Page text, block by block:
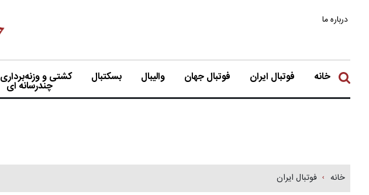
درباره ما
خانه فوتبال ایران فوتبال جهان والیبال بسکتبال کشتی و وزنه‌برداری
چندرسانه ای
خانه فوتبال ایران